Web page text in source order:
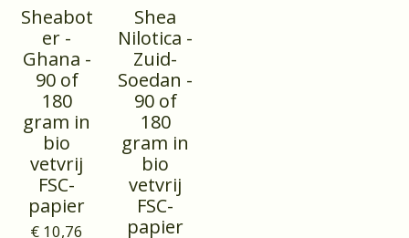
Sheabot
er -
Ghana -
90 of
180
gram in
bio
vetvrij
FSC-
papier
€ 10,76
Shea
Nilotica -
Zuid-
Soedan -
90 of
180
gram in
bio
vetvrij
FSC-
papier